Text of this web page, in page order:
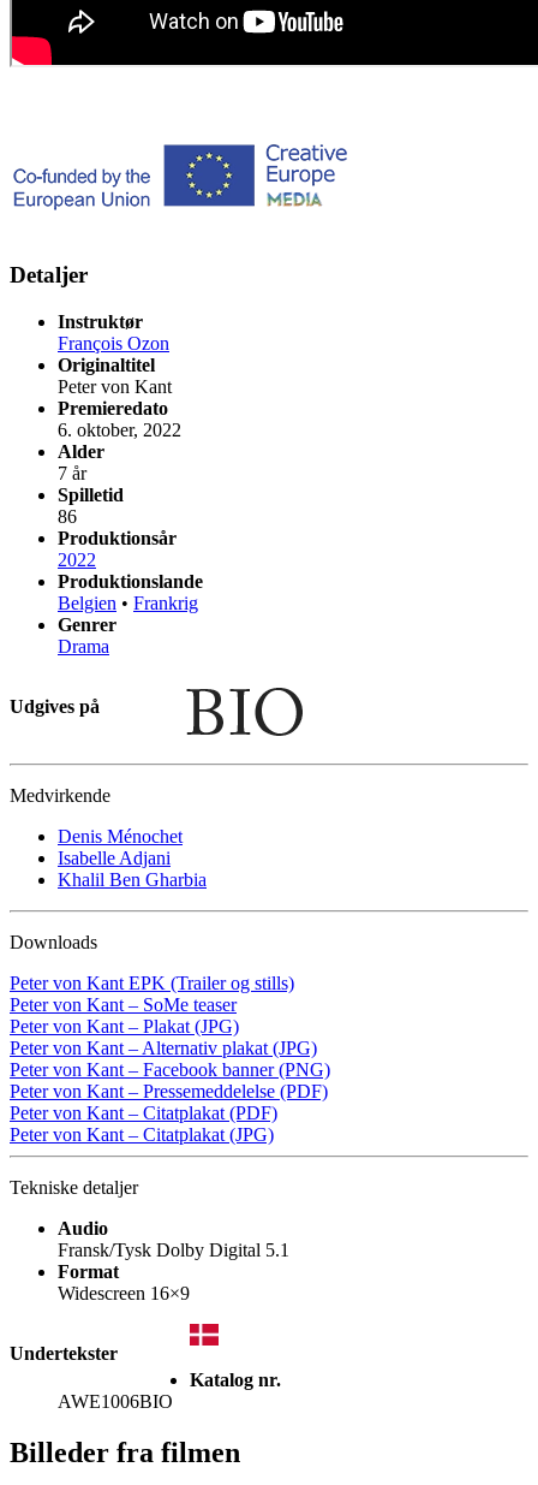
Detaljer
Instruktør
François Ozon
Originaltitel
Peter von Kant
Premieredato
6. oktober, 2022
Alder
7 år
Spilletid
86
Produktionsår
2022
Produktionslande
Belgien • Frankrig
Genrer
Drama
Udgives på
Medvirkende
Denis Ménochet
Isabelle Adjani
Khalil Ben Gharbia
Downloads
Peter von Kant EPK (Trailer og stills)
Peter von Kant – SoMe teaser
Peter von Kant – Plakat (JPG)
Peter von Kant – Alternativ plakat (JPG)
Peter von Kant – Facebook banner (PNG)
Peter von Kant – Pressemeddelelse (PDF)
Peter von Kant – Citatplakat (PDF)
Peter von Kant – Citatplakat (JPG)
Tekniske detaljer
Audio
Fransk/Tysk Dolby Digital 5.1
Format
Widescreen 16×9
Undertekster
Katalog nr.
AWE1006BIO
Billeder fra filmen